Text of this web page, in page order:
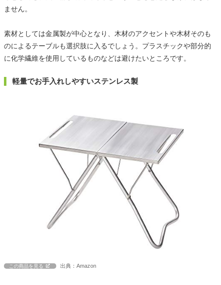
ません。
素材としては金属製が中心となり、木材のアクセントや木材そのも
のによるテーブルも選択肢に入るでしょう。プラスチックや部分的
に化学繊維を使用しているものなどは避けたいところです。
軽量でお手入れしやすいステンレス製
この商品を見る 出典：Amazon